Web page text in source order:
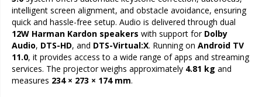
intelligent screen alignment, and obstacle avoidance, ensuring
quick and hassle-free setup. Audio is delivered through dual
12W Harman Kardon speakers with support for Dolby
Audio, DTS-HD, and DTS-Virtual:X. Running on Android TV
11.0, it provides access to a wide range of apps and streaming
services. The projector weighs approximately 4.81 kg and
measures 234 × 273 × 174 mm.